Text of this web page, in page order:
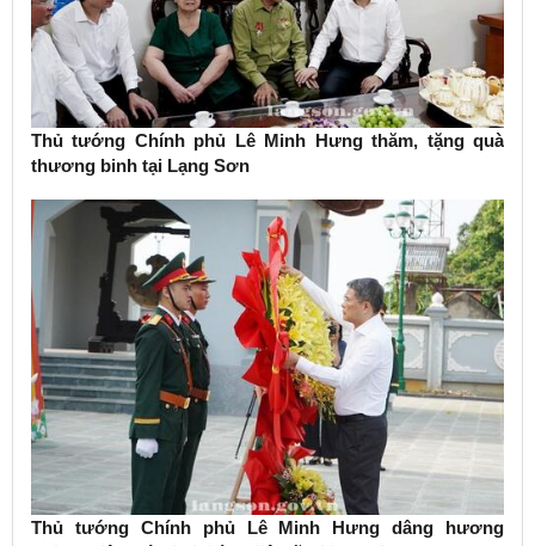
Thủ tướng Chính phủ Lê Minh Hưng thăm, tặng quà
thương binh tại Lạng Sơn
Thủ tướng Chính phủ Lê Minh Hưng dâng hương